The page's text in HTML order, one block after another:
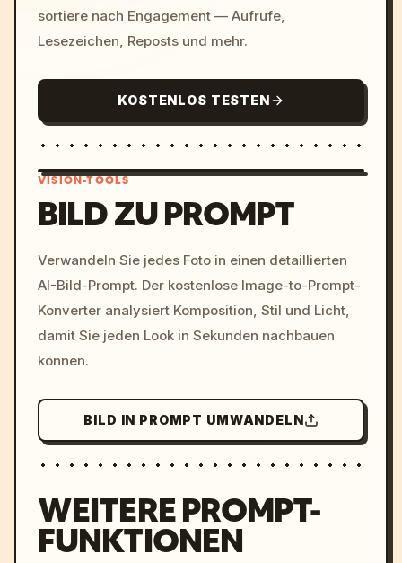
sortiere nach Engagement — Aufrufe,
Lesezeichen, Reposts und mehr.
KOSTENLOS TESTEN
c, cyberpunk sunset, neon
colors, 8k --v 6.0
VISION-TOOLS
BILD ZU PROMPT
Verwandeln Sie jedes Foto in einen detaillierten
AI-Bild-Prompt. Der kostenlose Image-to-Prompt-
Konverter analysiert Komposition, Stil und Licht,
damit Sie jeden Look in Sekunden nachbauen
können.
BILD IN PROMPT UMWANDELN
WEITERE PROMPT-
FUNKTIONEN